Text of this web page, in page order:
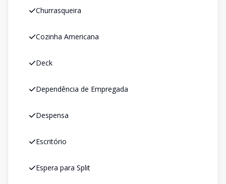
Churrasqueira
Cozinha Americana
Deck
Dependência de Empregada
Despensa
Escritório
Espera para Split